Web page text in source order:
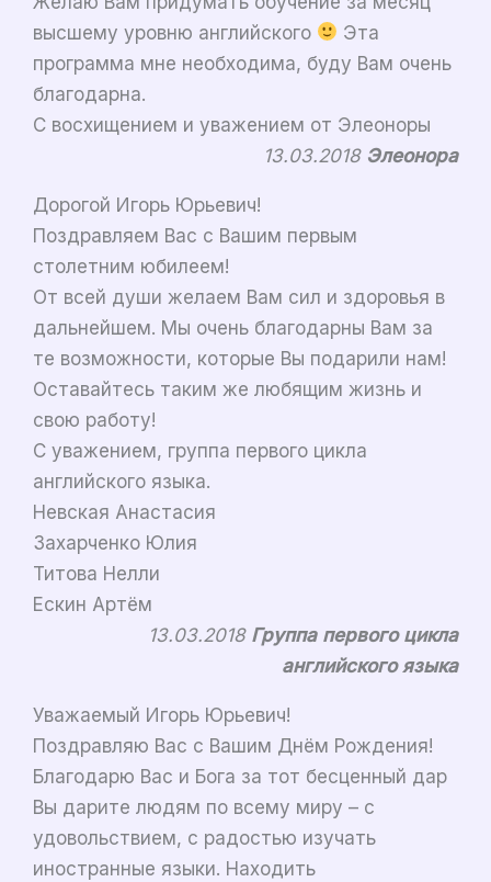
высшему уровню английского
Эта
программа мне необходима, буду Вам очень
благодарна.
С восхищением и уважением от Элеоноры
13.03.2018 Элеонора
Дорогой Игорь Юрьевич!
Поздравляем Вас с Вашим первым
столетним юбилеем!
От всей души желаем Вам сил и здоровья в
дальнейшем. Мы очень благодарны Вам за
те возможности, которые Вы подарили нам!
Оставайтесь таким же любящим жизнь и
свою работу!
С уважением, группа первого цикла
английского языка.
Невская Анастасия
Захарченко Юлия
Титова Нелли
Ескин Артём
13.03.2018 Группа первого цикла
английского языка
Уважаемый Игорь Юрьевич!
Поздравляю Вас с Вашим Днём Рождения!
Благодарю Вас и Бога за тот бесценный дар
Вы дарите людям по всему миру – с
удовольствием, с радостью изучать
иностранные языки. Находить